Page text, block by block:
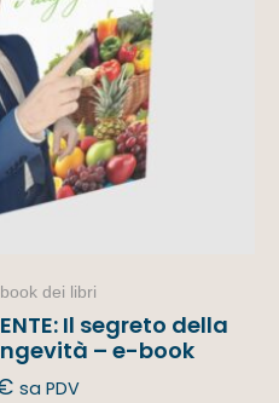
dei libri
Il segreto della
– e-book
sa PDV